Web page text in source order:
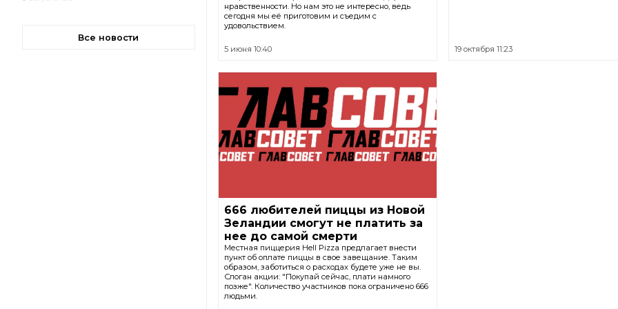
Все новости
нравственности. Но нам это не интересно, ведь
сегодня мы её приготовим и съедим с
удовольствием.
5 июня 10:40 19 октября 11:23
666 любителей пиццы из Новой
Зеландии смогут не платить за
нее до самой смерти
Местная пиццерия Hell Pizza предлагает внести
пункт об оплате пиццы в свое завещание. Таким
образом, заботиться о расходах будете уже не вы.
Слоган акции: "Покупай сейчас, плати намного
позже". Количество участников пока ограничено 666
людьми.